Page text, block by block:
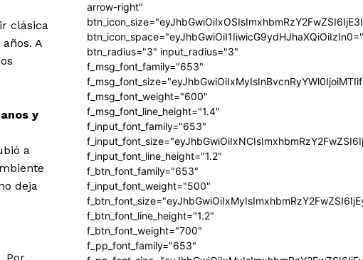
clásica
A
y
a
deja
arrow-right"
btn_radius="3" input_radius="3"
f_msg_font_family="653"
f_msg_font_weight="600"
f_msg_font_line_height="1.4"
f_input_font_family="653"
f_input_font_line_height="1.2"
f_btn_font_family="653"
f_input_font_weight="500"
f_btn_font_line_height="1.2"
f_btn_font_weight="700"
f_pp_font_family="653"